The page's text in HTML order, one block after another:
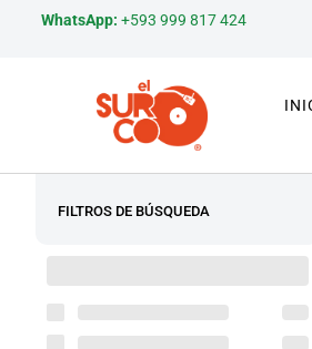
WhatsApp: +593 999 817 424
FILTROS DE BÚSQUEDA